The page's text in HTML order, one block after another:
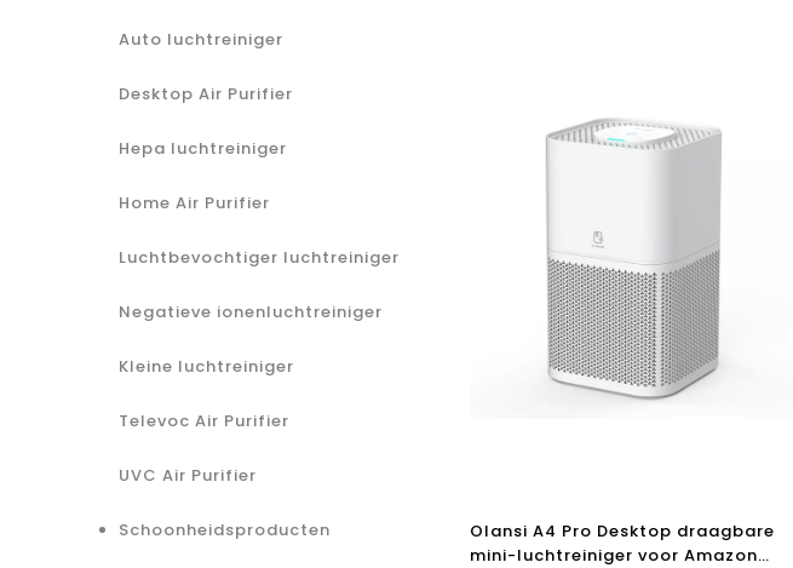
Auto luchtreiniger
Desktop Air Purifier
Hepa luchtreiniger
Home Air Purifier
Luchtbevochtiger luchtreiniger
Negatieve ionenluchtreiniger
Kleine luchtreiniger
Televoc Air Purifier
UVC Air Purifier
Schoonheidsproducten
Olansi A4 Pro Desktop draagbare
mini-luchtreiniger voor Amazon